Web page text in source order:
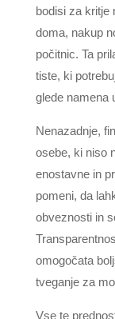
bodisi za kritje
doma, nakup
počitnic. Ta
tiste, ki
glede namena
Nenazadnje,
osebe, ki niso
enostavne in
pomeni, da
obveznosti in
omogočata
tveganje za
Vse te